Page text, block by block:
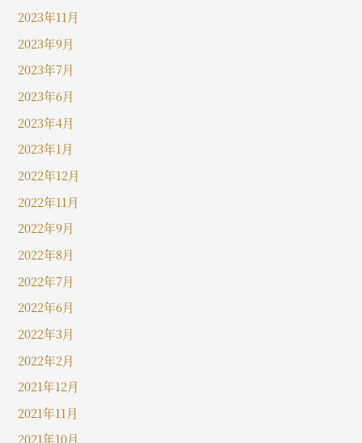
2023年11月
2023年9月
2023年7月
2023年6月
2023年4月
2023年1月
2022年12月
2022年11月
2022年9月
2022年8月
2022年7月
2022年6月
2022年3月
2022年2月
2021年12月
2021年11月
2021年10月